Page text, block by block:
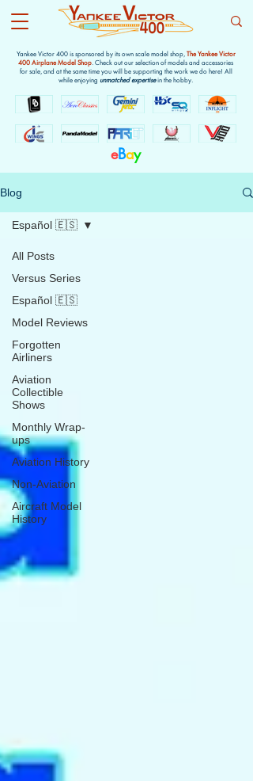
Yankee Victor 400 is sponsored by its own scale model shop, The Yankee Victor
400 Airplane Model Shop. Check out our selection of models and accessories
for sale, and at the same time you will be supporting the work we do here! All
while enjoying unmatched expertisein the hobby.
eBay
Blog
All Posts
Versus Series
Español 🇪🇸
Model Reviews
Forgotten
Airliners
Aviation
Collectible
Shows
Monthly Wrap-
ups
Aviation History
Non-Aviation
Aircraft Model
History
Español 🇪🇸